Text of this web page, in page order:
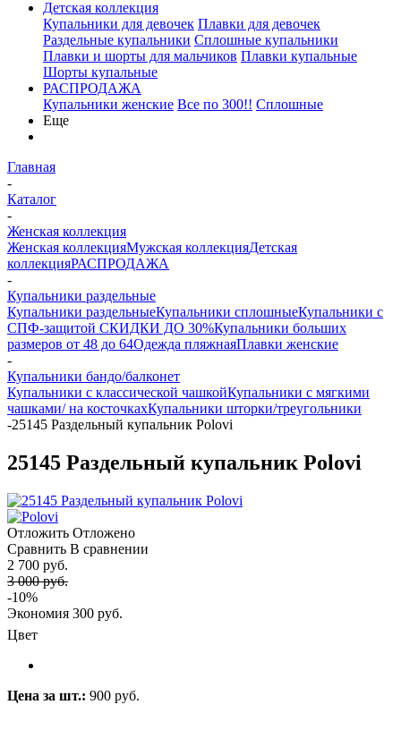
Детская коллекция
Купальники для девочек Плавки для девочек
Раздельные купальники Сплошные купальники
Плавки и шорты для мальчиков Плавки купальные
Шорты купальные
РАСПРОДАЖА
Купальники женские Все по 300!! Сплошные
Еще
Главная
-
Каталог
-
Женская коллекция
Женская коллекцияМужская коллекцияДетская
коллекцияРАСПРОДАЖА
-
Купальники раздельные
Купальники раздельныеКупальники сплошныеКупальники с
СПФ-защитой СКИДКИ ДО 30%Купальники больших
размеров от 48 до 64Одежда пляжнаяПлавки женские
-
Купальники бандо/балконет
Купальники с классической чашкойКупальники с мягкими
чашками/ на косточкахКупальники шторки/треугольники
-25145 Раздельный купальник Polovi
25145 Раздельный купальник Polovi
Отложить Отложено
Сравнить В сравнении
2 700 руб.
3 000 руб.
-10%
Экономия 300 руб.
Цвет
Цена за шт.: 900 руб.